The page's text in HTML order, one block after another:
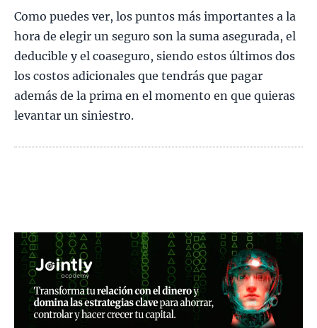
Como puedes ver, los puntos más importantes a la
hora de elegir un seguro son la suma asegurada, el
deducible y el coaseguro, siendo estos últimos dos
los costos adicionales que tendrás que pagar
además de la prima en el momento en que quieras
levantar un siniestro.